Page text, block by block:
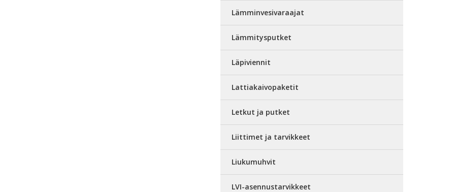
Lämminvesivaraajat
Lämmitysputket
Läpiviennit
Lattiakaivopaketit
Letkut ja putket
Liittimet ja tarvikkeet
Liukumuhvit
LVI-asennustarvikkeet